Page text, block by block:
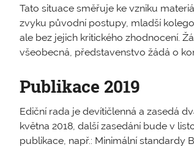
Tato situace směřuje ke vzniku
zvyku původní postupy, mladší
ale bez jejich kritického zhodnocení.
všeobecná, představenstvo žádá o
Publikace 2019
Ediční rada je devítičlenná a zasedá
května 2018, další zasedání bude v
publikace, např.: Minimální standardy